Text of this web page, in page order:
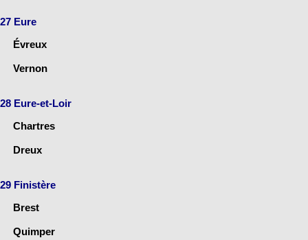
27 Eure
Évreux
Vernon
28 Eure-et-Loir
Chartres
Dreux
29 Finistère
Brest
Quimper